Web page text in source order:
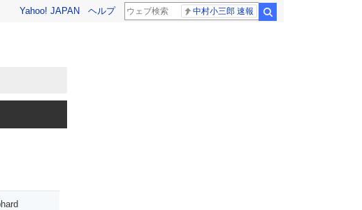
Yahoo! JAPAN ヘルプ 中村小三郎 速報